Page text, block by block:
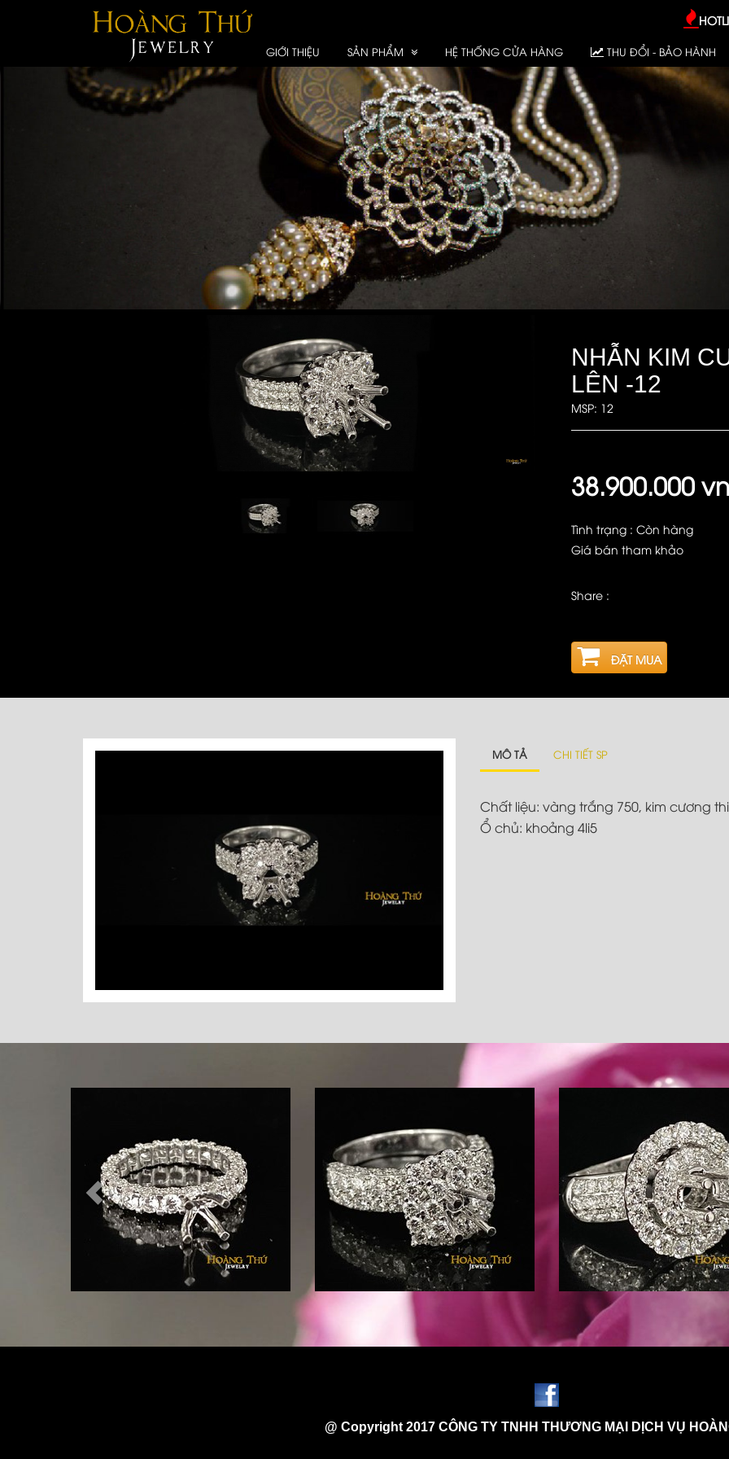
GIỚI THIỆU SẢN PHẨM HỆ THỐNG CỬA HÀNG THU ĐỔI - BẢO HÀNH
NHẪN KIM
LÊN -12
MSP: 12
38.900.000
Tình trạng : Còn hàng
Giá bán tham khảo
Share :
ĐẶT MUA
MÔ TẢ CHI TIẾT SP
Chất liệu: vàng trắng 750, kim cương
Ổ chủ: khoảng 4li5
@ Copyright 2017 CÔNG TY TNHH THƯƠNG MẠI DỊCH VỤ